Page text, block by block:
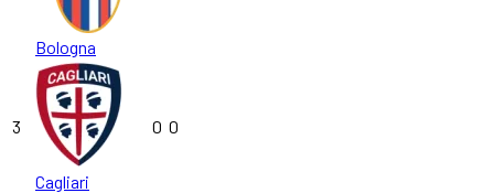
Bologna
3
Cagliari
0 0